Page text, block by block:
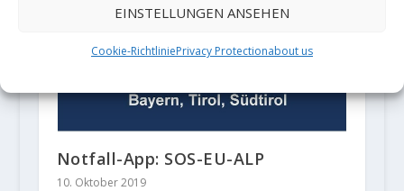
EINSTELLUNGEN ANSEHEN
Cookie-RichtliniePrivacy Protectionabout us
Notfall-App: SOS-EU-ALP
10. Oktober 2019